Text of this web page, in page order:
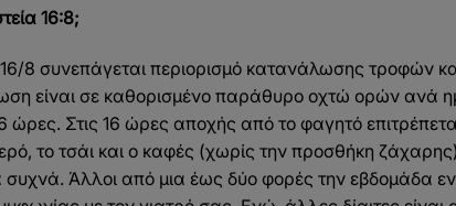
16:8;
16/8 συνεπάγεται περιορισμό κατανάλωσης τροφών
είναι σε καθορισμένο παράθυρο οχτώ ορών ανά
16 ώρες. Στις 16 ώρες αποχής από το φαγητό
το τσάι και ο καφές (χωρίς την προσθήκη
Άλλοι από μια έως δύο φορές την εβδομάδα